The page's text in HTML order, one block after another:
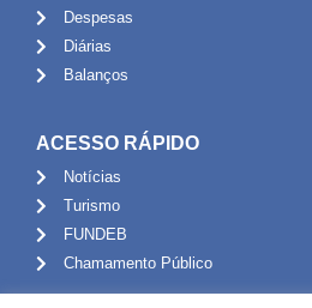
Despesas
Diárias
Balanços
ACESSO RÁPIDO
Notícias
Turismo
FUNDEB
Chamamento Público